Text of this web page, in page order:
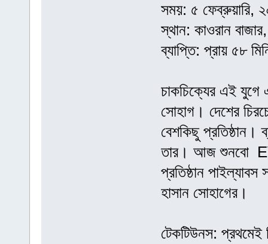
সময়: ৫ ফেব্রুয়ারি,
স্থান: কাওরান
ব্যাপ্তি: প্রায় ৫৮
চাকচিক্যের এই
সোহাগ। দেশের
বেশকিছু প্রতিষ্ঠান।
তার। আজ শুনবো
প্রতিষ্ঠান
হাসান সোহাগের।
টেকটিউনস: